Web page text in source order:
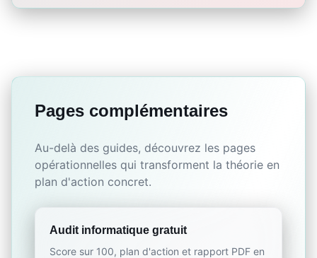
Pages complémentaires
Au-delà des guides, découvrez les pages
opérationnelles qui transforment la théorie en
plan d'action concret.
Audit informatique gratuit
Score sur 100, plan d'action et rapport PDF en